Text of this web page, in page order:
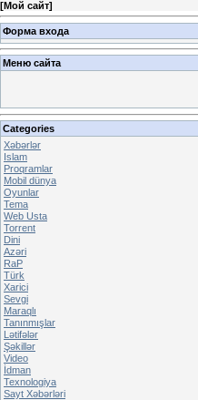
[Мой сайт]
Форма входа
Меню сайта
Categories
Xəbərlər
Islam
Proqramlar
Mobil dünya
Oyunlar
Tema
Web Usta
Torrent
Dini
Azəri
RaP
Türk
Xarici
Sevgi
Maraqlı
Tanınmışlar
Lətifələr
Şəkillər
Video
İdman
Texnologiya
Sayt Xəbərləri